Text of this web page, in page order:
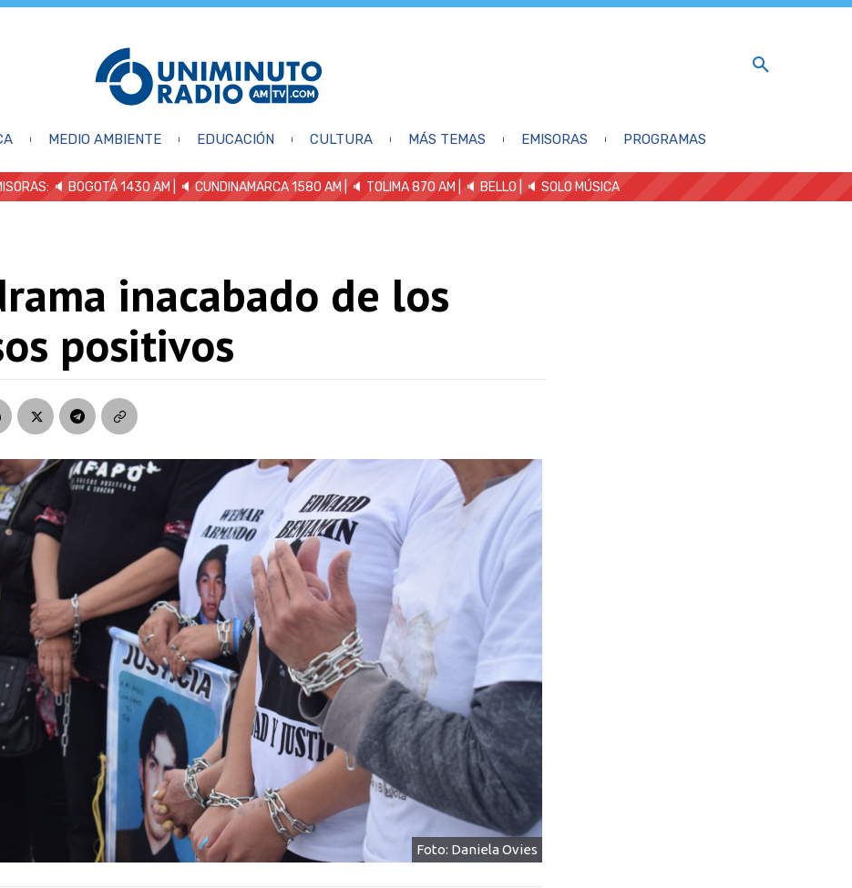
MEDIO AMBIENTE EDUCACIÓN CULTURA MÁS TEMAS EMISORAS PROGRAMAS
🔈 BOGOTÁ 1430 AM | 🔈 CUNDINAMARCA 1580 AM | 🔈 TOLIMA 870 AM | 🔈 BELLO 🔈 SOLO MÚSICA
inacabado de los
positivos
Foto: Daniela Ovies